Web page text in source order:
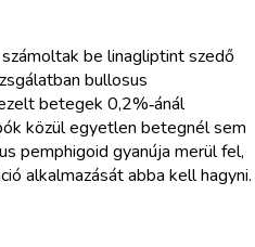
be linagliptint szedő
bullosus
betegek 0,2%‑ánál
közül egyetlen betegnél sem
pemphigoid gyanúja merül fel,
alkalmazását abba kell hagyni.